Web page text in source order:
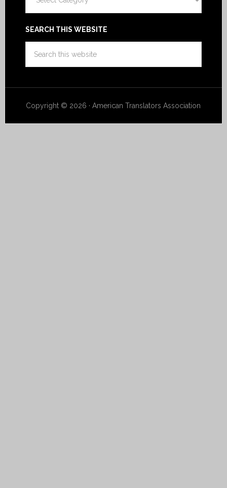
Blog
SEARCH THIS WEBSITE
Copyright © 2026 · American Translators Association